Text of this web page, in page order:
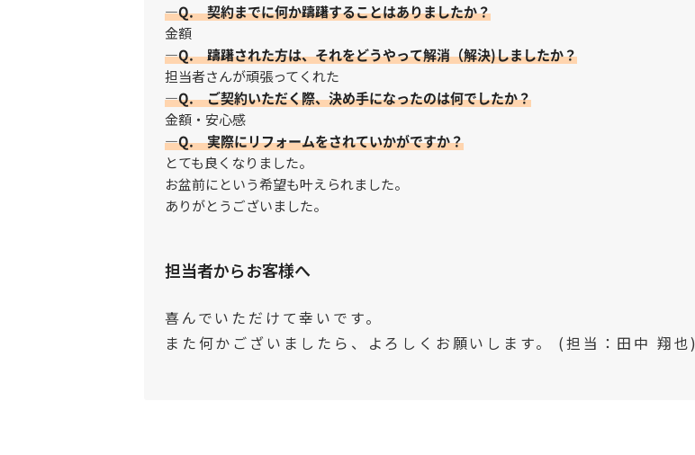
—Q. 契約までに何か躊躇することはありましたか？
金額
—Q. 躊躇された方は、それをどうやって解消（解決)しましたか？
担当者さんが頑張ってくれた
—Q. ご契約いただく際、決め手になったのは何でしたか？
金額・安心感
—Q. 実際にリフォームをされていかがですか？
とても良くなりました。
お盆前にという希望も叶えられました。
ありがとうございました。
担当者からお客様へ
喜んでいただけて幸いです。
また何かございましたら、よろしくお願いします。 (担当：田中 翔也)